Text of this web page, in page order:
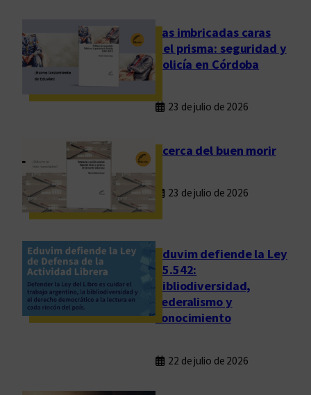
Las imbricadas caras
del prisma: seguridad y
policía en Córdoba
23 de julio de 2026
Acerca del buen morir
23 de julio de 2026
Eduvim defiende la Ley
25.542:
bibliodiversidad,
federalismo y
conocimiento
22 de julio de 2026